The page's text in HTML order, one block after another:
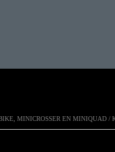
MINICROSSER EN MINIQUAD /